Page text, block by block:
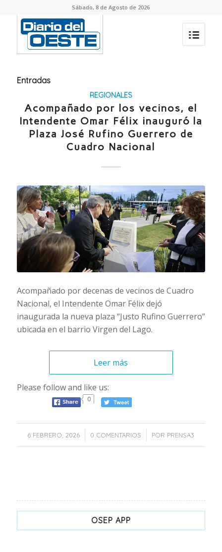
Sábado, 8 de Agosto de 2026
Entradas
REGIONALES
Acompañado por los vecinos, el
Intendente Omar Félix inauguró la
Plaza José Rufino Guerrero de
Cuadro Nacional
Acompañado por decenas de vecinos de Cuadro
Nacional, el Intendente Omar Félix dejó
inaugurada la nueva plaza “Justo Rufino Guerrero”
ubicada en el barrio Virgen del Lago.
Leer más
Please follow and like us:
0
6 FEBRERO, 2026
/ 0 COMENTARIOS
/ POR PRENSA3
OSEP APP